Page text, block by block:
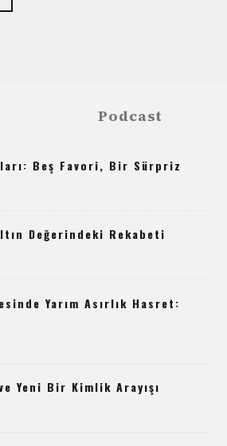
Podcast
Beş Favori, Bir Sürpriz
Değerindeki Rekabeti
Yarım Asırlık Hasret:
Yeni Bir Kimlik Arayışı